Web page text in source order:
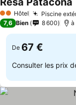
2 Étoiles
Hôtel Piscine
7,6 Bien 8 600 à
De 67 €
Consulter les prix